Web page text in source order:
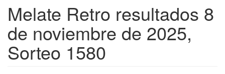
Melate Retro resultados 8
de noviembre de 2025,
Sorteo 1580